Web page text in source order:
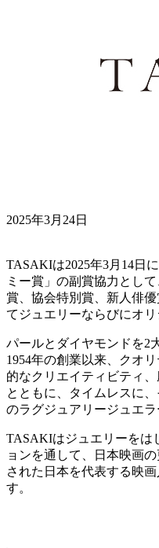
2025年3月24日
TASAKIは2025年3月14日
ミー賞」の副賞協力とし
賞、協会特別賞、新人俳
てジュエリーならびにオ
パールとダイヤモンドを2
1954年の創業以来、クオ
的なクリエイティビティ
とともに、タイムレスに
のラグジュアリージュエラ
TASAKIはジュエリーをは
ョンを通して、日本映画
された日本を代表する映
す。